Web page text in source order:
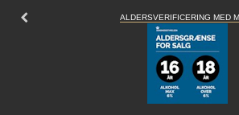
ALDERSVERIFICERING MED MITID